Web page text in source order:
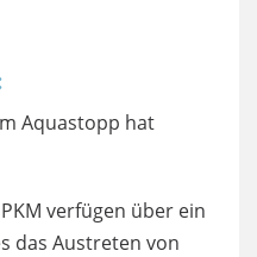
Aquastopp hat
verfügen über ein
das Austreten von